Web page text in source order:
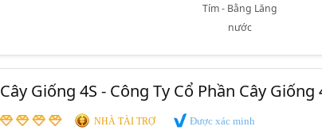
Tím - Bằng Lăng
nước
Cây Giống 4S - Công Ty Cổ Phần Cây Giống
NHÀ TÀI TRỢ Được xác minh